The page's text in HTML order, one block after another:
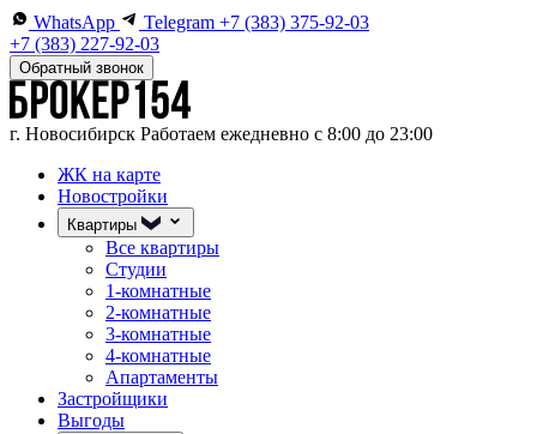
WhatsApp Telegram +7 (383) 375-92-03
+7 (383) 227-92-03
Обратный звонок
г. Новосибирск Работаем ежедневно с 8:00 до 23:00
ЖК на карте
Новостройки
Квартиры
Все квартиры
Студии
1-комнатные
2-комнатные
3-комнатные
4-комнатные
Апартаменты
Застройщики
Выгоды